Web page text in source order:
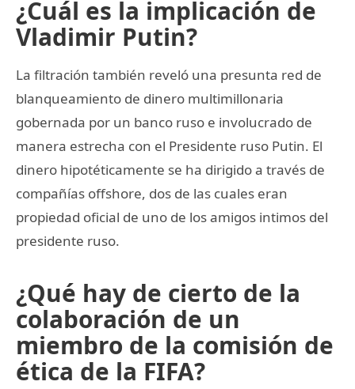
¿Cuál es la implicación de
Vladimir Putin?
La filtración también reveló una presunta red de
blanqueamiento de dinero multimillonaria
gobernada por un banco ruso e involucrado de
manera estrecha con el Presidente ruso Putin. El
dinero hipotéticamente se ha dirigido a través de
compañías offshore, dos de las cuales eran
propiedad oficial de uno de los amigos intimos del
presidente ruso.
¿Qué hay de cierto de la
colaboración de un
miembro de la comisión de
ética de la FIFA?